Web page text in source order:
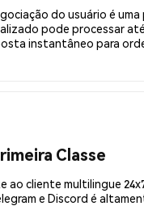
do usuário é
pode processar
instantâneo para
Classe
ao cliente multilingue
e Discord é